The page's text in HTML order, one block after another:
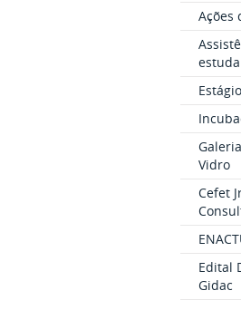
Ações
Vidro
Cefet
Edital
Gidac